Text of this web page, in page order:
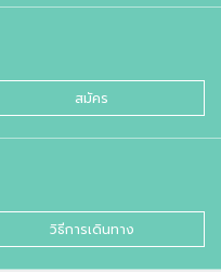
สมัคร
วิธีการเดินทาง